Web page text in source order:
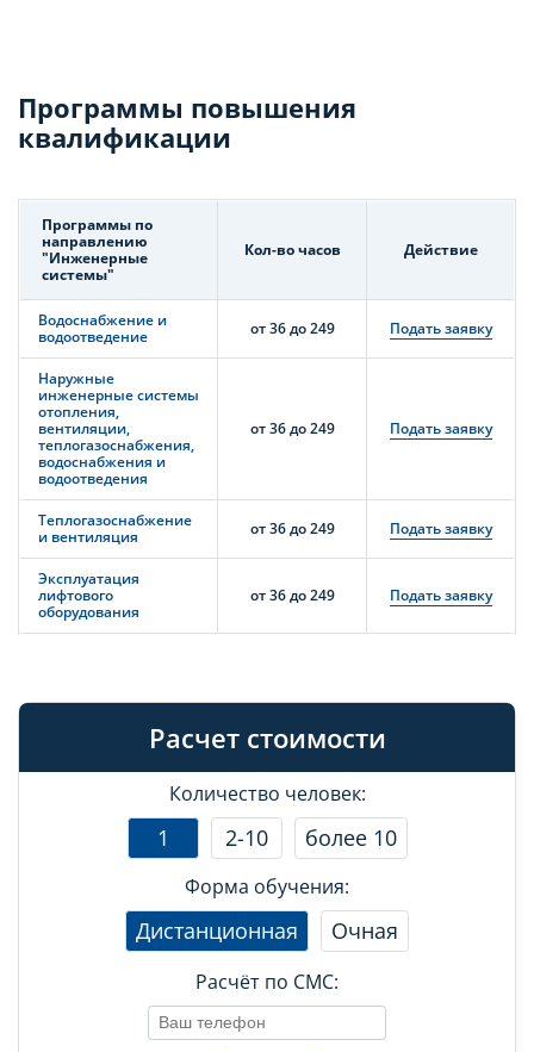
Программы повышения
квалификации
Программы по
направлению
"Инженерные
системы"
Кол-во часов Действие
Водоснабжение и
водоотведение
от 36 до 249 Подать заявку
Наружные
инженерные системы
отопления,
вентиляции,
теплогазоснабжения,
водоснабжения и
водоотведения
от 36 до 249 Подать заявку
Теплогазоснабжение
и вентиляция
от 36 до 249 Подать заявку
Эксплуатация
лифтового
оборудования
от 36 до 249 Подать заявку
Расчет стоимости
Количество человек:
1 2-10 более 10
Форма обучения:
Дистанционная Очная
Расчёт по СМС: